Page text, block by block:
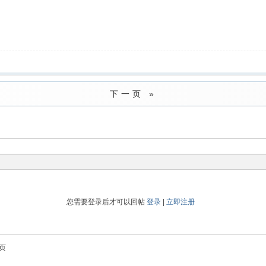
下一页 »
您需要登录后才可以回帖 登录| 立即注册